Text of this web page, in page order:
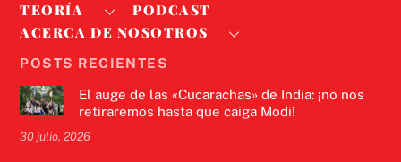
TEORÍA
PODCAST
ACERCA DE NOSOTROS
POSTS RECIENTES
El auge de las «Cucarachas» de India: ¡no nos
retiraremos hasta que caiga Modi!
30 julio, 2026